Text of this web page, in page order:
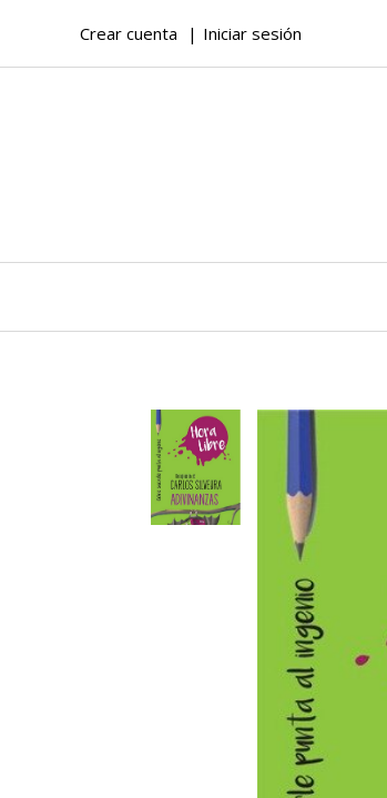
Crear cuenta Iniciar sesión